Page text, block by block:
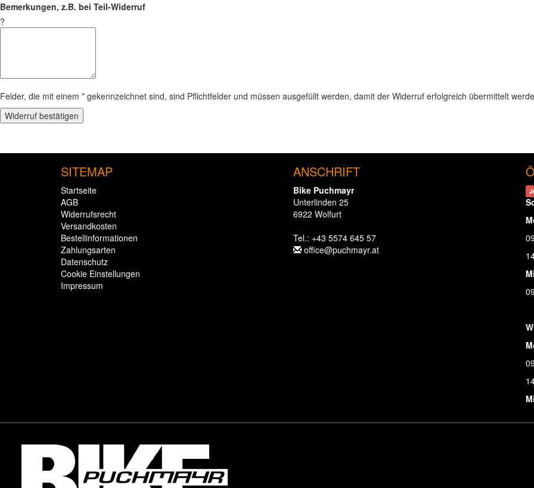
Bemerkungen, z.B. bei Teil-Widerruf
?
Felder, die mit einem * gekennzeichnet sind, sind Pflichtfelder und müssen ausgefüllt werden, damit der Widerruf erfolgreich übermittelt
Widerruf bestätigen
SITEMAP
Startseite
AGB
Widerrufsrecht
Versandkosten
Bestellinformationen
Zahlungsarten
Datenschutz
Cookie Einstellungen
Impressum
ANSCHRIFT
Bike Puchmayr
Unterlinden 25
6922 Wolfurt
Tel.: +43 5574 645 57
office@puchmayr.at